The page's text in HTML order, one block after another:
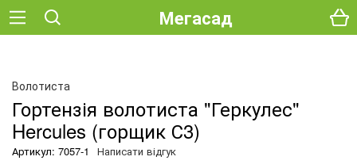
Мегасад
Волотиста
Гортензія волотиста "Геркулес"
Hercules (горщик С3)
Артикул: 7057-1 Написати відгук